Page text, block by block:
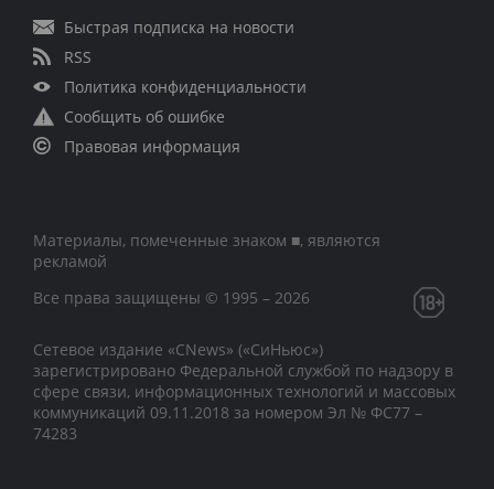
Быстрая подписка на новости
RSS
Политика конфиденциальности
Сообщить об ошибке
Правовая информация
Материалы, помеченные знаком ■, являются
рекламой
Все права защищены © 1995 – 2026
Сетевое издание «CNews» («СиНьюс»)
зарегистрировано Федеральной службой по надзору в
сфере связи, информационных технологий и массовых
коммуникаций 09.11.2018 за номером Эл № ФС77 –
74283